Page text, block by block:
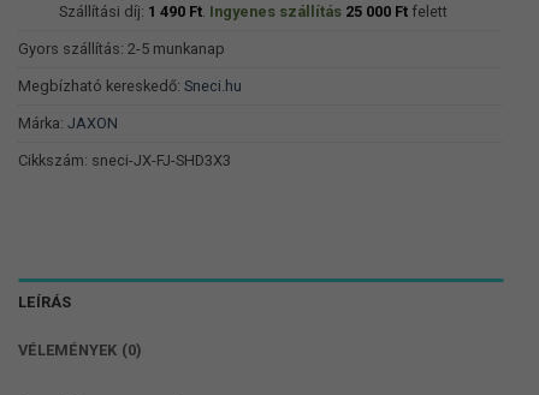
Szállítási díj: 1 490 Ft. Ingyenes szállítás 25 000 Ftfelett
Gyors szállítás: 2-5 munkanap
Megbízható kereskedő: Sneci.hu
Márka: JAXON
Cikkszám: sneci-JX-FJ-SHD3X3
LEÍRÁS
VÉLEMÉNYEK (0)